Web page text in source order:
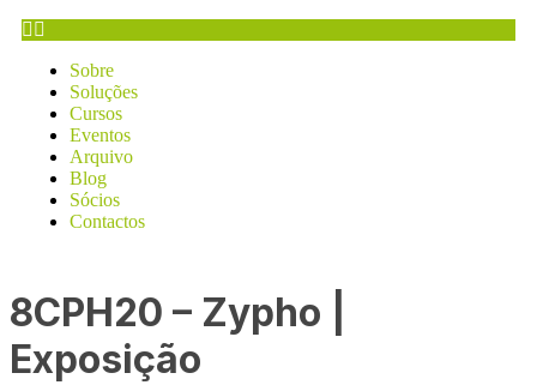
Sobre
Soluções
Cursos
Eventos
Arquivo
Blog
Sócios
Contactos
8CPH20 – Zypho |
Exposição